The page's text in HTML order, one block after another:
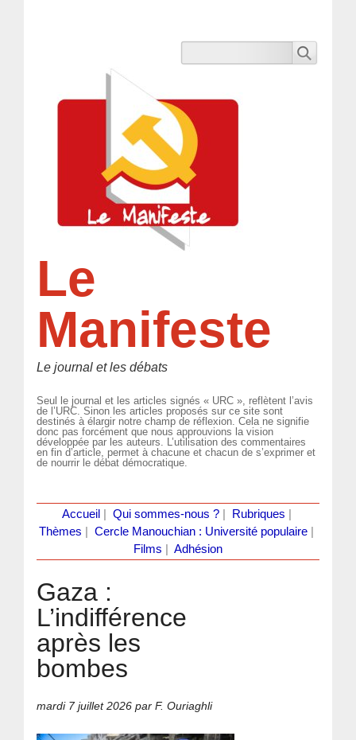
Le
Manifeste
Le journal et les débats
Seul le journal et les articles signés « URC », reflètent l’avis
de l’URC. Sinon les articles proposés sur ce site sont
destinés à élargir notre champ de réflexion. Cela ne signifie
donc pas forcément que nous approuvions la vision
développée par les auteurs. L’utilisation des commentaires
en fin d’article, permet à chacune et chacun de s’exprimer et
de nourrir le débat démocratique.
Accueil Qui sommes-nous ?| Rubriques
Thèmes
Cercle Manouchian : Université populaire
Films
Adhésion
Gaza :
L’indifférence
après les
bombes
mardi 7 juillet 2026 par F. Ouriaghli